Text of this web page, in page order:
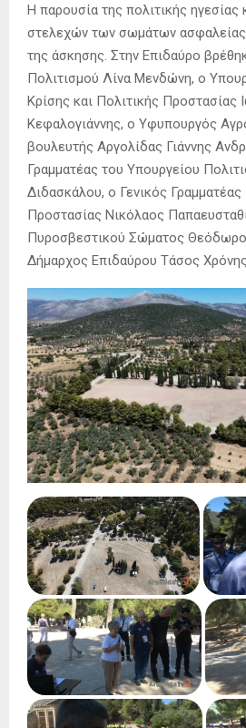
Η παρουσία της πολιτικής
στελεχών των σωμάτων ασφαλείας
της άσκησης. Στην Επιδαύρο
Πολιτισμού Λίνα Μενδώνη, ο
Κρίσης και Πολιτικής Προστασίας
Κεφαλογιάννης, ο Υφυπουργός
βουλευτής Αργολίδας Γιάννης
Γραμματέας του Υπουργείου
Διδασκάλου, ο Γενικός Γραμματέας
Προστασίας Νικόλαος
Πυροσβεστικού Σώματος
Δήμαρχος Επιδαύρου Τάσος Χρόνης.